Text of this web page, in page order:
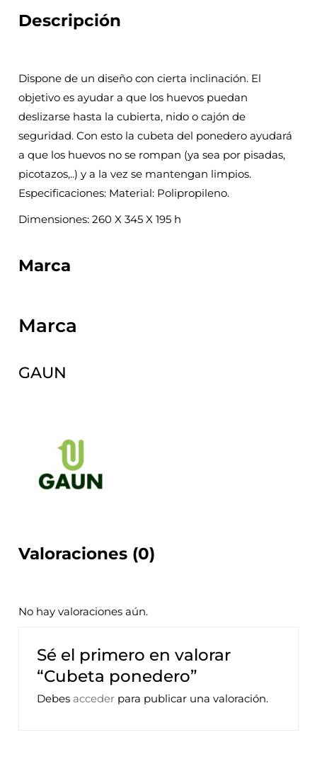
Descripción
Dispone de un diseño con cierta inclinación. El
objetivo es ayudar a que los huevos puedan
deslizarse hasta la cubierta, nido o cajón de
seguridad. Con esto la cubeta del ponedero ayudará
a que los huevos no se rompan (ya sea por pisadas,
picotazos,..) y a la vez se mantengan limpios.
Especificaciones: Material: Polipropileno.
Dimensiones: 260 X 345 X 195 h
Marca
Marca
GAUN
Valoraciones (0)
No hay valoraciones aún.
Sé el primero en valorar
“Cubeta ponedero”
Debes acceder para publicar una valoración.